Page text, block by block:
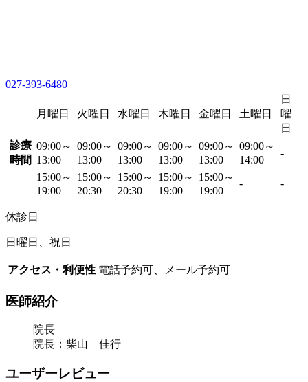
027-393-6480
月曜日 火曜日 水曜日 木曜日 金曜日 土曜日
日
曜
日
診療
時間
09:00～
13:00
09:00～
13:00
09:00～
13:00
09:00～
13:00
09:00～
13:00
09:00～
14:00
-
15:00～
19:00
15:00～
20:30
15:00～
20:30
15:00～
19:00
15:00～
19:00
- -
休診日
日曜日、祝日
アクセス・利便性 電話予約可、メール予約可
医師紹介
院長
院長：柴山 佳行
ユーザーレビュー